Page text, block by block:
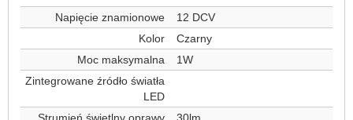
Napięcie znamionowe
12 DCV
Kolor
Czarny
Moc maksymalna
1W
Zintegrowane źródło światła
LED
Strumień świetlny oprawy
30lm